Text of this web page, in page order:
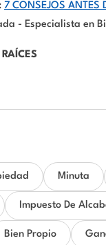
7 CONSEJOS ANTES
- Especialista en
Minuta
Impuesto De
Bien Propio